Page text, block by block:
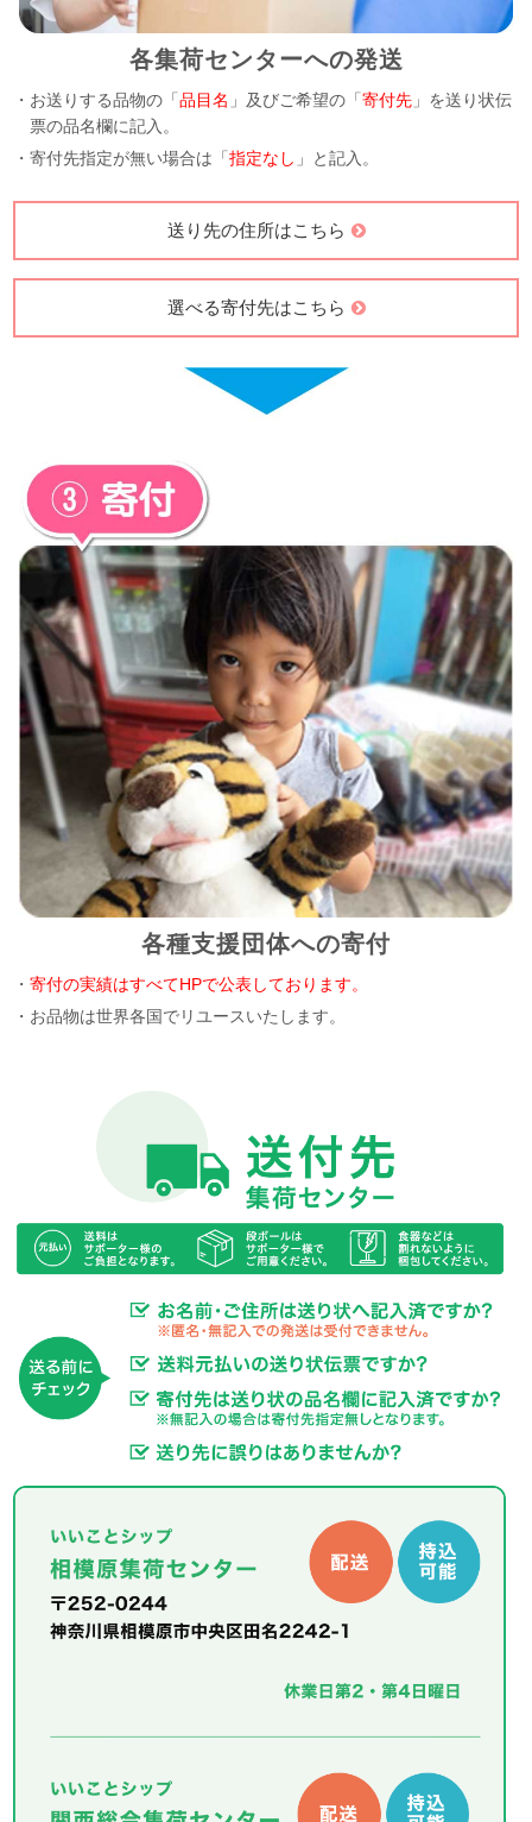
各集荷センターへの発送
・お送りする品物の「品目名 」及びご希望の「寄付先 」を送り状伝
票の品名欄に記入。
・寄付先指定が無い場合は「指定なし 」と記入。
送り先の住所はこちら
選べる寄付先はこちら
各種支援団体への寄付
・寄付の実績はすべてHPで公表しております。
・お品物は世界各国でリユースいたします。